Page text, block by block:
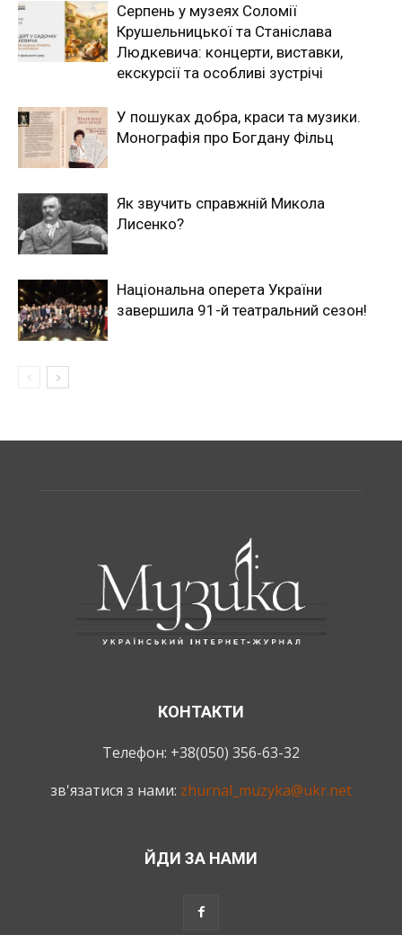
Серпень у музеях Соломії
Крушельницької та Станіслава
Людкевича: концерти, виставки,
екскурсії та особливі зустрічі
У пошуках добра, краси та музики.
Монографія про Богдану Фільц
Як звучить справжній Микола
Лисенко?
Національна оперета України
завершила 91-й театральний сезон!
КОНТАКТИ
Телефон: +38(050) 356-63-32
зв'язатися з нами: zhurnal_muzyka@ukr.net
ЙДИ ЗА НАМИ